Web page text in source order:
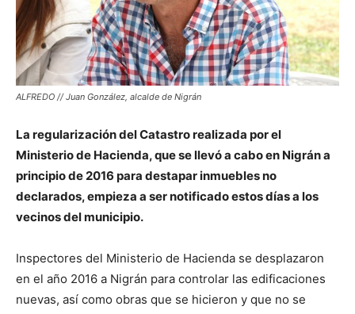
ALFREDO // Juan González, alcalde de Nigrán
La regularización del Catastro realizada por el
Ministerio de Hacienda, que se llevó a cabo en Nigrán a
principio de 2016 para destapar inmuebles no
declarados, empieza a ser notificado estos días a los
vecinos del municipio.
Inspectores del Ministerio de Hacienda se desplazaron
en el año 2016 a Nigrán para controlar las edificaciones
nuevas, así como obras que se hicieron y que no se